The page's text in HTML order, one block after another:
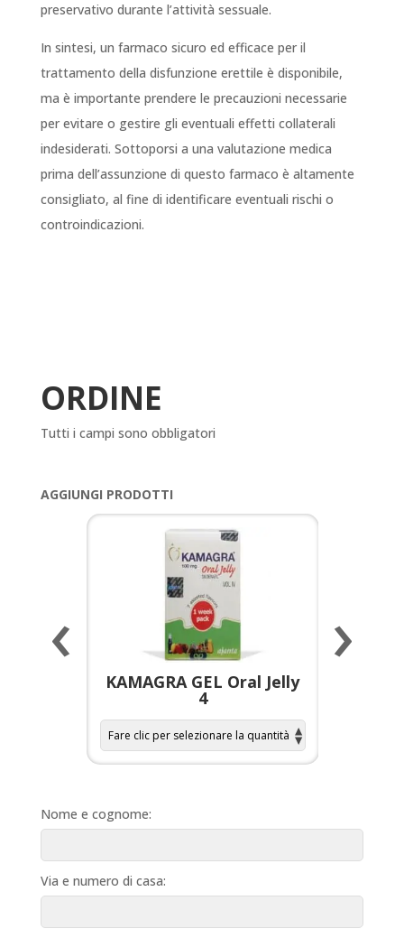
preservativo durante l’attività sessuale.
In sintesi, un farmaco sicuro ed efficace per il
trattamento della disfunzione erettile è disponibile,
ma è importante prendere le precauzioni necessarie
per evitare o gestire gli eventuali effetti collaterali
indesiderati. Sottoporsi a una valutazione medica
prima dell’assunzione di questo farmaco è altamente
consigliato, al fine di identificare eventuali rischi o
controindicazioni.
ORDINE
Tutti i campi sono obbligatori
AGGIUNGI PRODOTTI
KAMAGRA GEL Oral Jelly
4
‹ ›
Nome e cognome:
Via e numero di casa: